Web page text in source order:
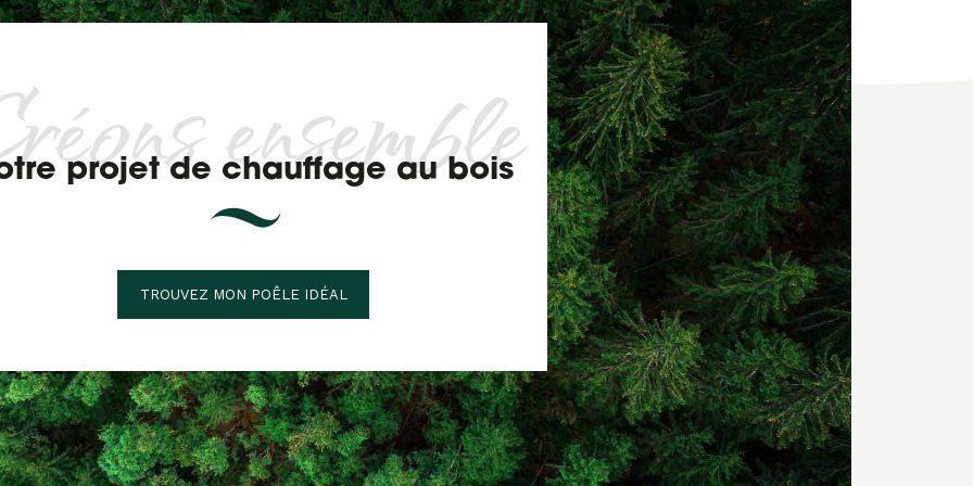
ensemble
projet de chauffage au bois
TROUVEZ MON POÊLE IDÉAL